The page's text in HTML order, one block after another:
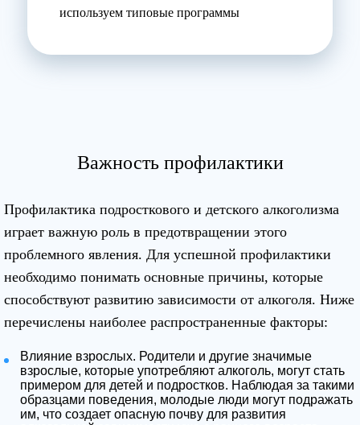
используем типовые программы
Важность профилактики
Профилактика подросткового и детского алкоголизма
играет важную роль в предотвращении этого
проблемного явления. Для успешной профилактики
необходимо понимать основные причины, которые
способствуют развитию зависимости от алкоголя. Ниже
перечислены наиболее распространенные факторы:
Влияние взрослых. Родители и другие значимые
взрослые, которые употребляют алкоголь, могут стать
примером для детей и подростков. Наблюдая за такими
образцами поведения, молодые люди могут подражать
им, что создает опасную почву для развития